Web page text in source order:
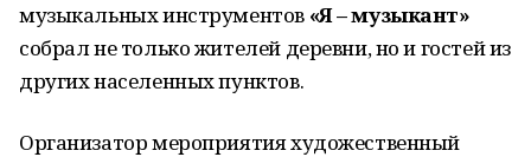
музыкальных инструментов «Я – музыкант»
собрал не только жителей деревни, но и гостей из
других населенных пунктов.
Организатор мероприятия художественный